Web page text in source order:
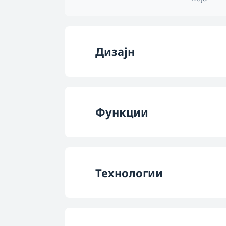
Дизајн
Функции
Технологии